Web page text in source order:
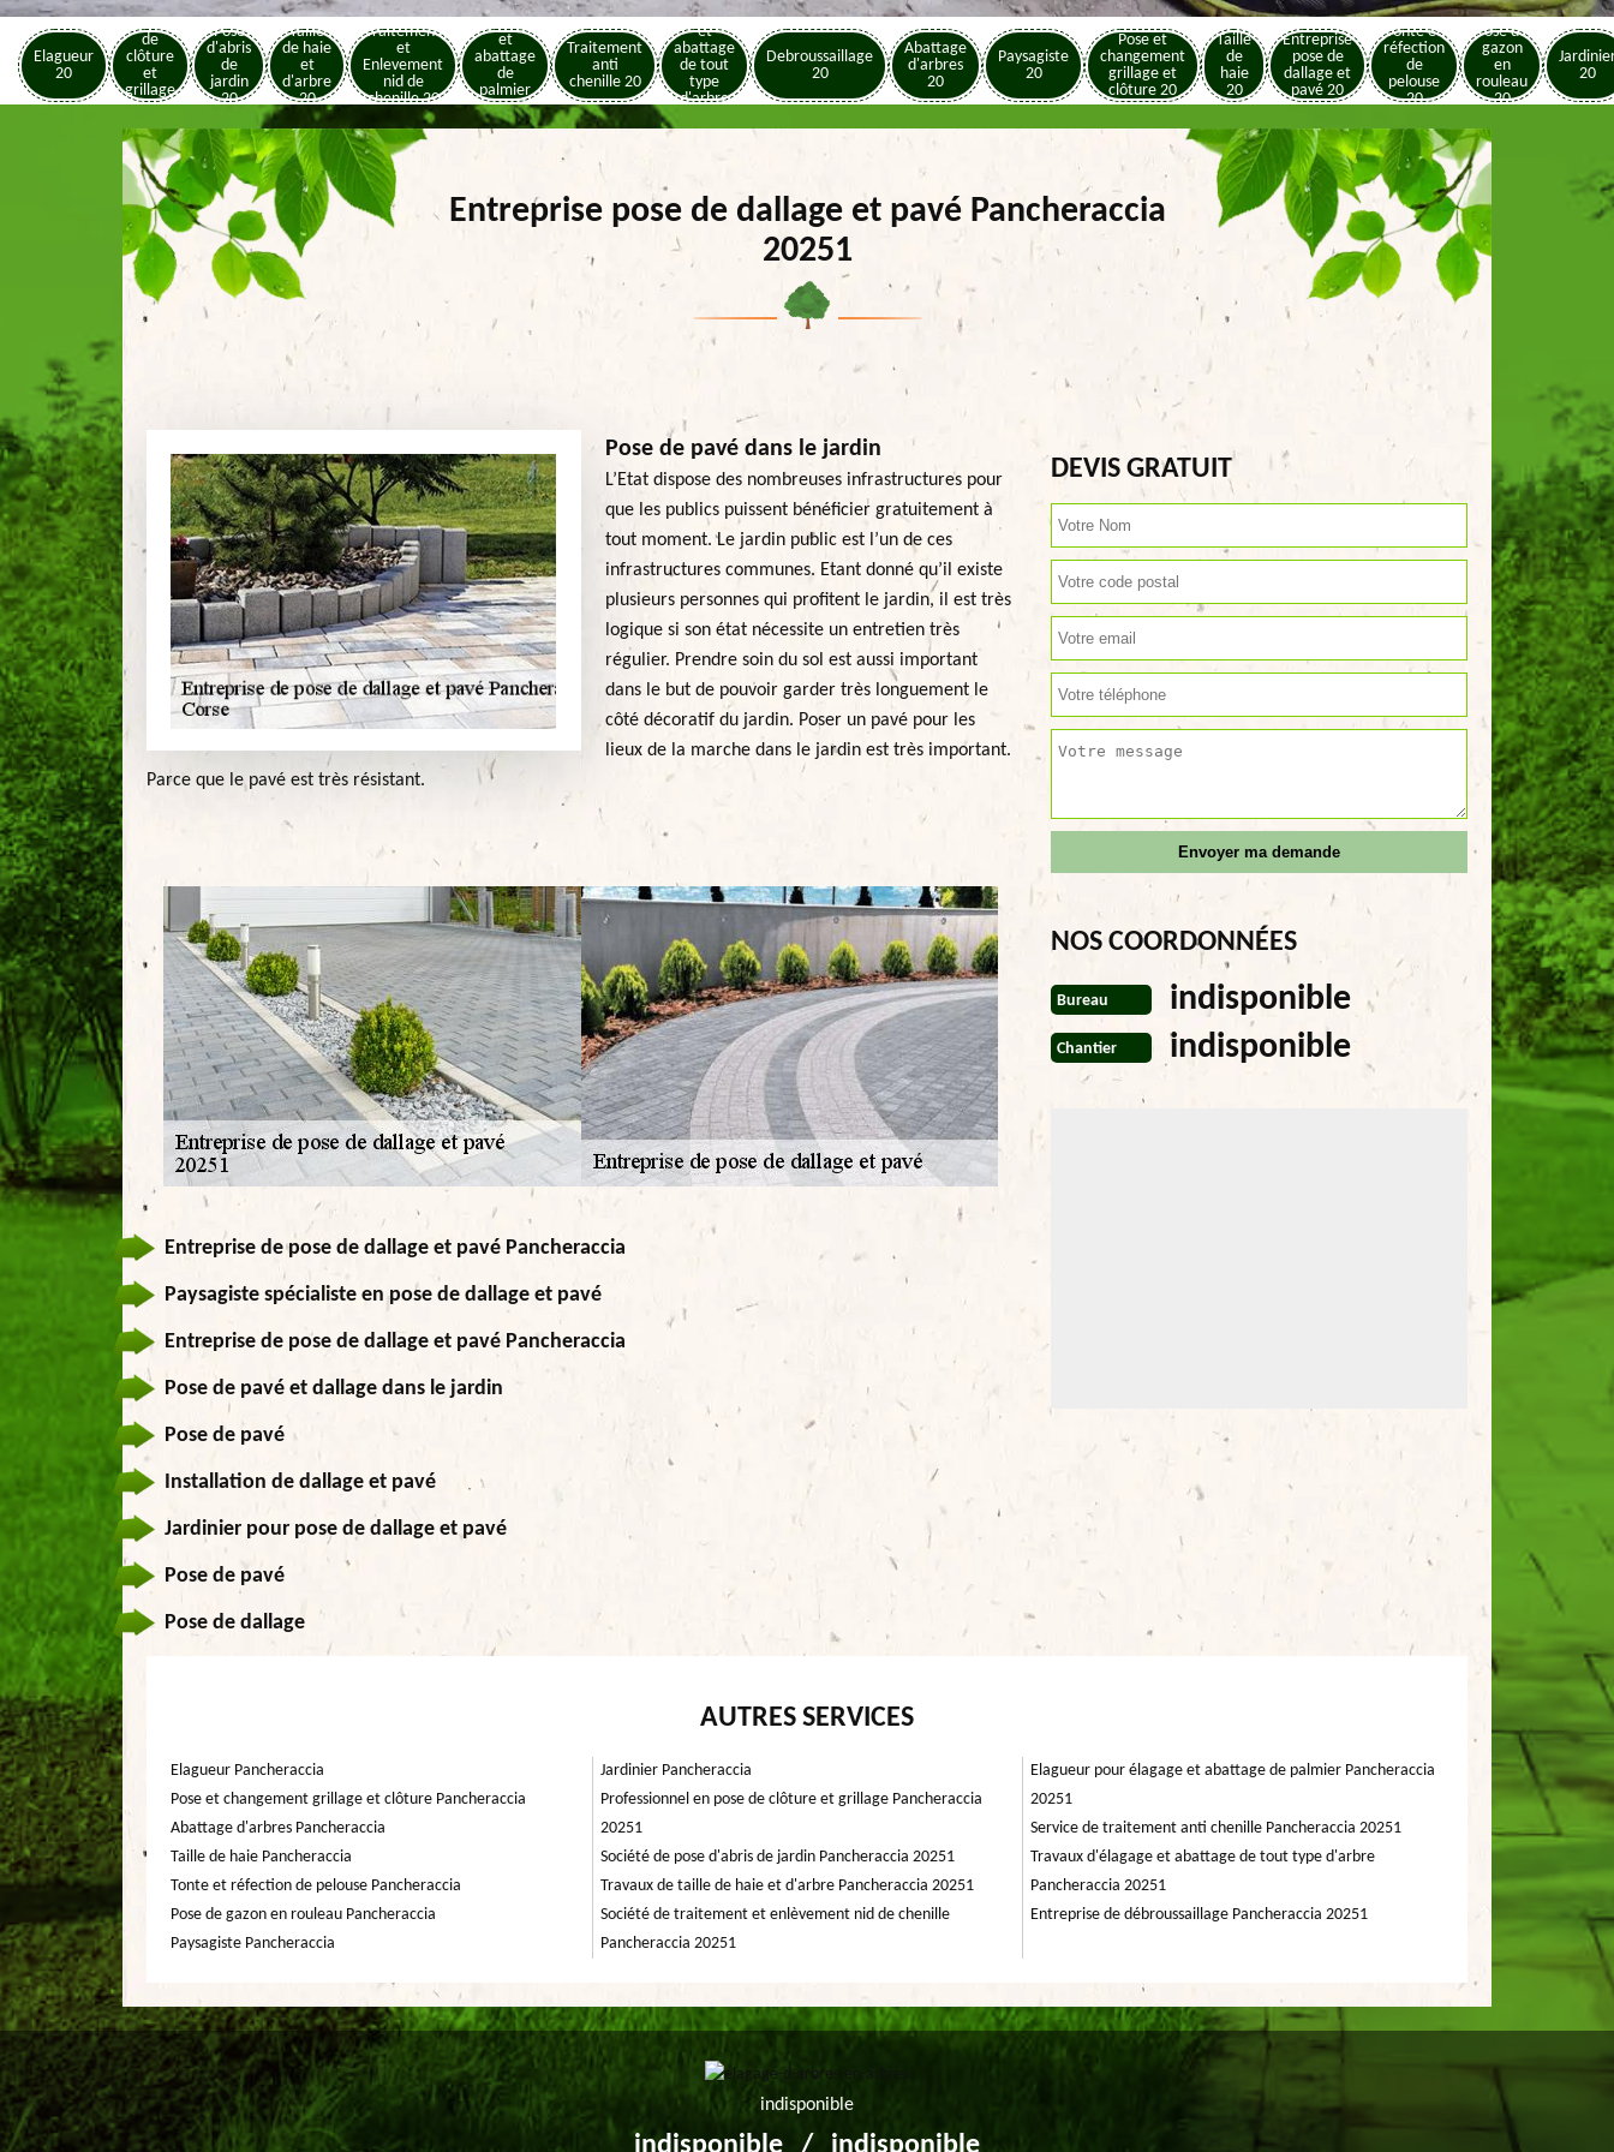
Elagueur
20
Pose
de
clôture
et
grillage
20
Pose
d'abris
de
jardin
20
Taille
de haie
et
d'arbre
20
Traitement
et
Enlevement
nid de
chenille 20
Elagage
et
abattage
de
palmier
20
Traitement
anti
chenille 20
Elagage
et
abattage
de tout
type
d'arbre
Debroussaillage
20
Abattage
d'arbres
20
Paysagiste
20
Pose et
changement
grillage et
clôture 20
Taille
de
haie
20
Entreprise
pose de
dallage et
pavé 20
Tonte et
réfection
de
pelouse
20
Pose de
gazon
en
rouleau
20
20
Entreprise pose de dallage et pavé Pancheraccia
20251
Pose de pavé dans le jardin
L’Etat dispose des nombreuses infrastructures pour
que les publics puissent bénéficier gratuitement à
tout moment. Le jardin public est l’un de ces
infrastructures communes. Etant donné qu’il existe
plusieurs personnes qui profitent le jardin, il est très
logique si son état nécessite un entretien très
régulier. Prendre soin du sol est aussi important
dans le but de pouvoir garder très longuement le
côté décoratif du jardin. Poser un pavé pour les
lieux de la marche dans le jardin est très important.
Parce que le pavé est très résistant.
Entreprise de pose de dallage et pavé Pancheraccia
Paysagiste spécialiste en pose de dallage et pavé
Entreprise de pose de dallage et pavé Pancheraccia
Pose de pavé et dallage dans le jardin
Pose de pavé
Installation de dallage et pavé
Jardinier pour pose de dallage et pavé
Pose de pavé
Pose de dallage
DEVIS GRATUIT
NOS COORDONNÉES
Bureau indisponible
Chantier indisponible
AUTRES SERVICES
Elagueur Pancheraccia
Pose et changement grillage et clôture Pancheraccia
Abattage d'arbres Pancheraccia
Taille de haie Pancheraccia
Tonte et réfection de pelouse Pancheraccia
Pose de gazon en rouleau Pancheraccia
Paysagiste Pancheraccia
Jardinier Pancheraccia
Professionnel en pose de clôture et grillage Pancheraccia
20251
Société de pose d'abris de jardin Pancheraccia 20251
Travaux de taille de haie et d'arbre Pancheraccia 20251
Société de traitement et enlèvement nid de chenille
Pancheraccia 20251
Elagueur pour élagage et abattage de palmier Pancheraccia
20251
Service de traitement anti chenille Pancheraccia 20251
Travaux d'élagage et abattage de tout type d'arbre
Pancheraccia 20251
Entreprise de débroussaillage Pancheraccia 20251
indisponible
indisponible / indisponible